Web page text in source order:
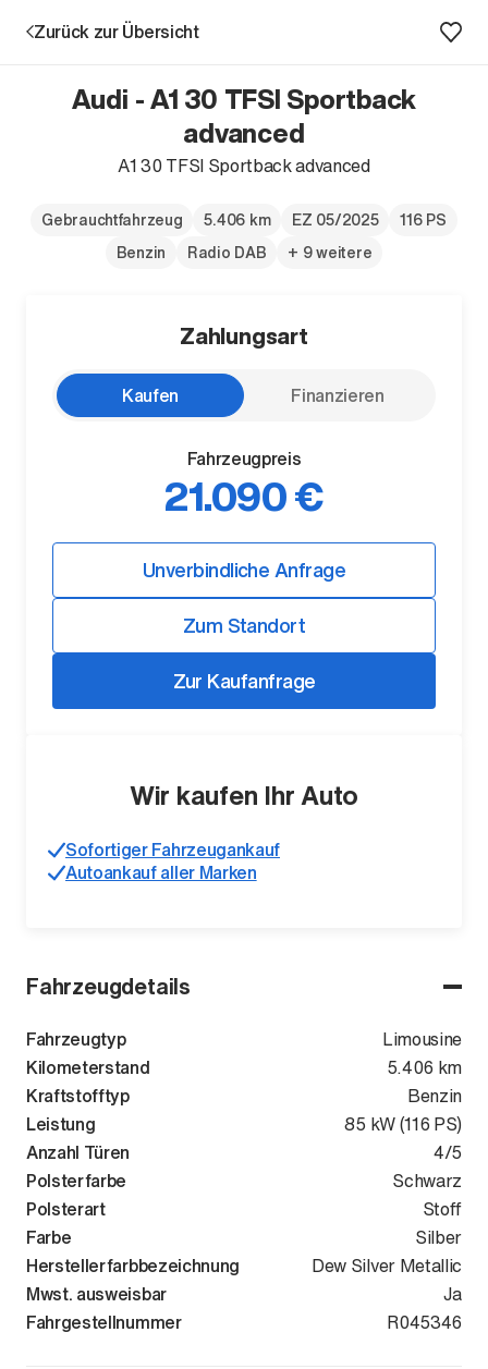
Aktion
Unternehmen
Standorte
Zurück zur Übersicht
Fahrzeugdetails
Fahrzeugtyp
Limousine
Kilometerstand
5.406 km
Kraftstofftyp
Benzin
Leistung
85 kW (116 PS)
Anzahl Türen
4/5
Polsterfarbe
Schwarz
Polsterart
Stoff
Farbe
Silber
Herstellerfarbbezeichnung
Dew Silver Metallic
Mwst. ausweisbar
Ja
Fahrgestellnummer
R045346
Audi - A1 30 TFSI Sportback
advanced
A1 30 TFSI Sportback advanced
Gebrauchtfahrzeug 5.406 km EZ 05/2025
116 PS
Benzin
Radio DAB + 9 weitere
Zahlungsart
Kaufen Finanzieren
Fahrzeugpreis
21.090 €
Unverbindliche Anfrage
Zum Standort
Zur Kaufanfrage
Wir kaufen Ihr Auto
Sofortiger Fahrzeugankauf
Autoankauf aller Marken